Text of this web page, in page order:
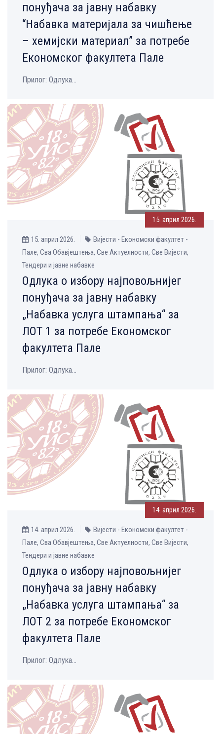
понуђача за јавну набавку
“Набавка материјала за чишћење
– хемијски материал” за потребе
Економског факултета Пале
Прилог: Одлука...
15. април 2026.
15. април 2026.
Вијести - Економски факултет -
Пале, Сва Обавјештења, Све Aктуелности, Све Вијести,
Тендери и јавне набавке
Одлука о избору најповољнијег
понуђача за јавну набавку
„Набавка услуга штампања“ за
ЛОТ 1 за потребе Економског
факултета Пале
Прилог: Одлука...
14. април 2026.
14. април 2026.
Вијести - Економски факултет -
Пале, Сва Обавјештења, Све Aктуелности, Све Вијести,
Тендери и јавне набавке
Одлука о избору најповољнијег
понуђача за јавну набавку
„Набавка услуга штампања“ за
ЛОТ 2 за потребе Економског
факултета Пале
Прилог: Одлука...